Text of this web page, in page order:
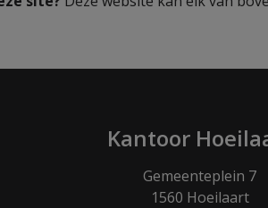
Kantoor
Gemeenteplein 7
1560 Hoeilaart